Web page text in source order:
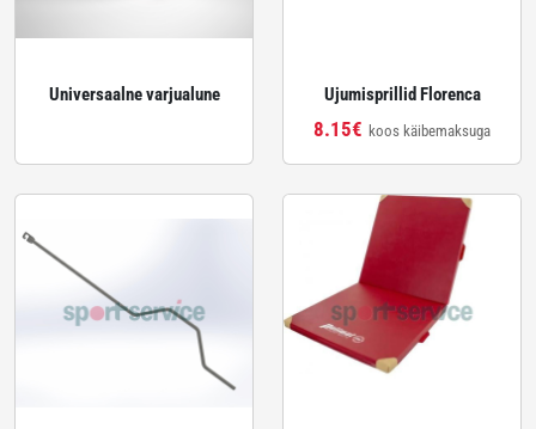
Universaalne varjualune Ujumisprillid Florenca
8.15€ koos käibemaksuga